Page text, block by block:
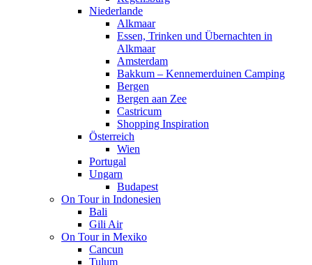
Niederlande
Alkmaar
Essen, Trinken und Übernachten in
Alkmaar
Amsterdam
Bakkum – Kennemerduinen Camping
Bergen
Bergen aan Zee
Castricum
Shopping Inspiration
Österreich
Wien
Portugal
Ungarn
Budapest
On Tour in Indonesien
Bali
Gili Air
On Tour in Mexiko
Cancun
Tulum